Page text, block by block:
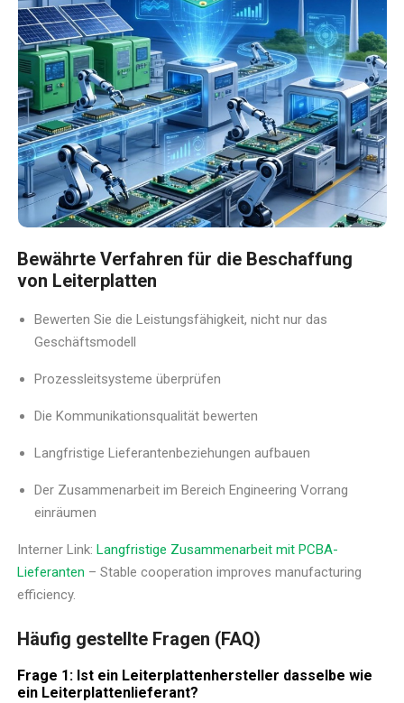
Bewährte Verfahren für die Beschaffung
von Leiterplatten
Bewerten Sie die Leistungsfähigkeit, nicht nur das
Geschäftsmodell
Prozessleitsysteme überprüfen
Die Kommunikationsqualität bewerten
Langfristige Lieferantenbeziehungen aufbauen
Der Zusammenarbeit im Bereich Engineering Vorrang
einräumen
Interner Link:Langfristige Zusammenarbeit mit PCBA-
Lieferanten – Stable cooperation improves manufacturing
efficiency.
Häufig gestellte Fragen (FAQ)
Frage 1: Ist ein Leiterplattenhersteller dasselbe wie
ein Leiterplattenlieferant?